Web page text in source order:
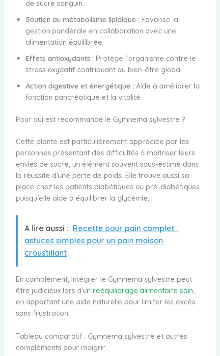
de sucre sanguin.
Soutien au métabolisme lipidique : Favorise la
gestion pondérale en collaboration avec une
alimentation équilibrée.
Effets antioxydants : Protège l’organisme contre le
stress oxydatif contribuant au bien-être global.
Action digestive et énergétique : Aide à améliorer la
fonction pancréatique et la vitalité.
Pour qui est recommandé le Gymnema sylvestre ?
Cette plante est particulièrement appréciée par les
personnes présentant des difficultés à maîtriser leurs
envies de sucre, un élément souvent sous-estimé dans
la réussite d’une perte de poids. Elle trouve aussi sa
place chez les patients diabétiques ou pré-diabétiques
puisqu’elle aide à équilibrer la glycémie.
A lire aussi : Recette pour pain complet :
astuces simples pour un pain maison
croustillant
En complément, intégrer le Gymnema sylvestre peut
être judicieux lors d’un rééquilibrage alimentaire sain,
en apportant une aide naturelle pour limiter les excès
sans frustration.
Tableau comparatif : Gymnema sylvestre et autres
compléments pour maigrir